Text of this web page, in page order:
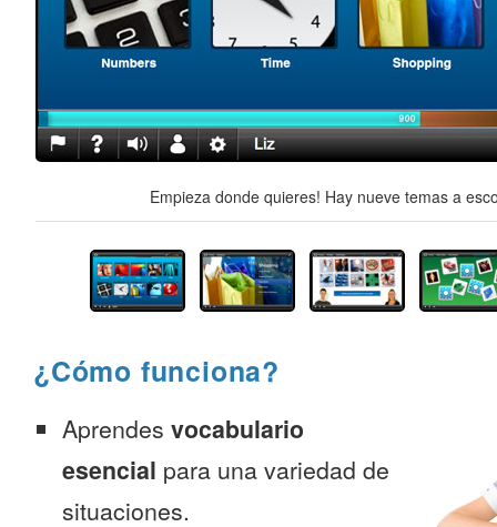
Empieza donde quieres! Hay nueve temas a
¿Cómo funciona?
Aprendes vocabulario
esencial para una variedad de
situaciones.